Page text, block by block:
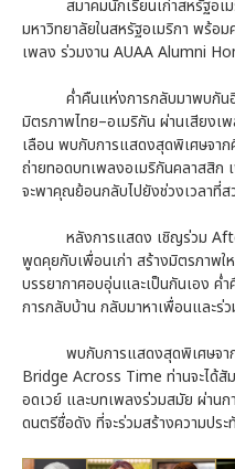
สมาคมนักเรียนเก่าสหรัฐอเมริ
มหาวิทยาลัยในสหรัฐอเมริกา พร้อ
เพลง ร่วมงาน AUAA Alumni
ค่ำคืนแห่งการกลับมาพบกันอี
มิตรภาพไทย–อเมริกัน ผ่านเสียงเ
เลือน พบกับการแสดงสุดพิเศษจา
ถ่ายทอดบทเพลงอเมริกันคลาสสิก
จะพาคุณย้อนกลับไปยังช่วงเวลาที่
หลังการแสดง เชิญร่วม
พูดคุยกับเพื่อนเก่า สร้างมิตรภาพใ
บรรยากาศอบอุ่นและเป็นกันเอง ค่
การกลับบ้าน กลับมาหาเพื่อนและร่
พบกับการแสดงสุดพิเศษจาก
Bridge Across Time ท่านจะได้
อดเวย์ และบทเพลงร่วมสมัย ผ่าน
ดนตรีชื่อดัง ที่จะร่วมสร้างความประ